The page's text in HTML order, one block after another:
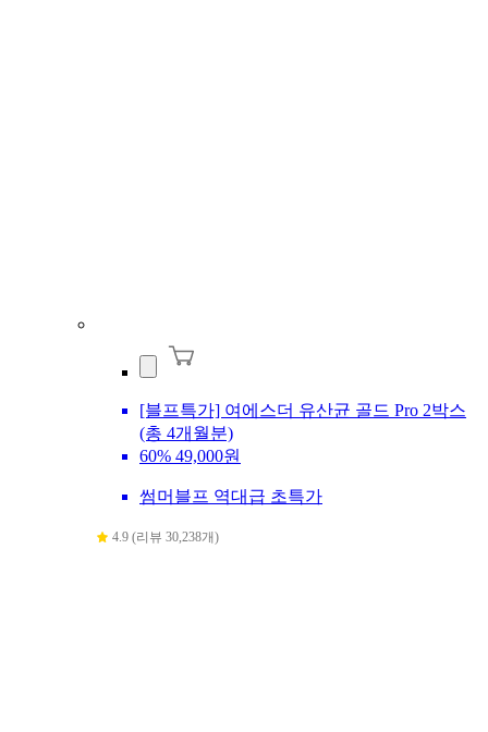
[블프특가] 여에스더 유산균 골드 Pro 2박스
(총 4개월분)
60% 49,000원
썸머블프 역대급 초특가
4.9 (리뷰 30,238개)